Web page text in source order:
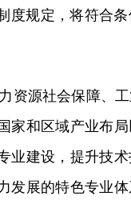
度规定，将符合
资源社会保障、
家和区域产业布
业建设，提升技
发展的特色专业